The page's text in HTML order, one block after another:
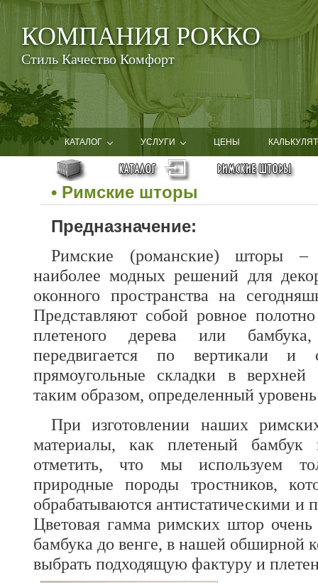
КОМПАНИЯ РОККО
Стиль Качество Комфорт
КАТАЛОГ УСЛУГИ ЦЕНЫ
• Римские шторы
Предназначение:
Римские (романские) шторы
наиболее модных решений для
оконного пространства на
Представляют собой ровное
плетеного дерева или бамбука,
передвигается по вертикали и
прямоугольные складки в
таким образом, определенный
При изготовлении наших
материалы, как плетеный бамбук
отметить, что мы используем
природные породы тростников,
обрабатываются антистатическими
Цветовая гамма римских штор очень
бамбука до венге, в нашей обширной
выбрать подходящую фактуру и